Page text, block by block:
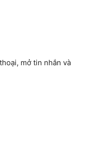
mở tin nhắn và